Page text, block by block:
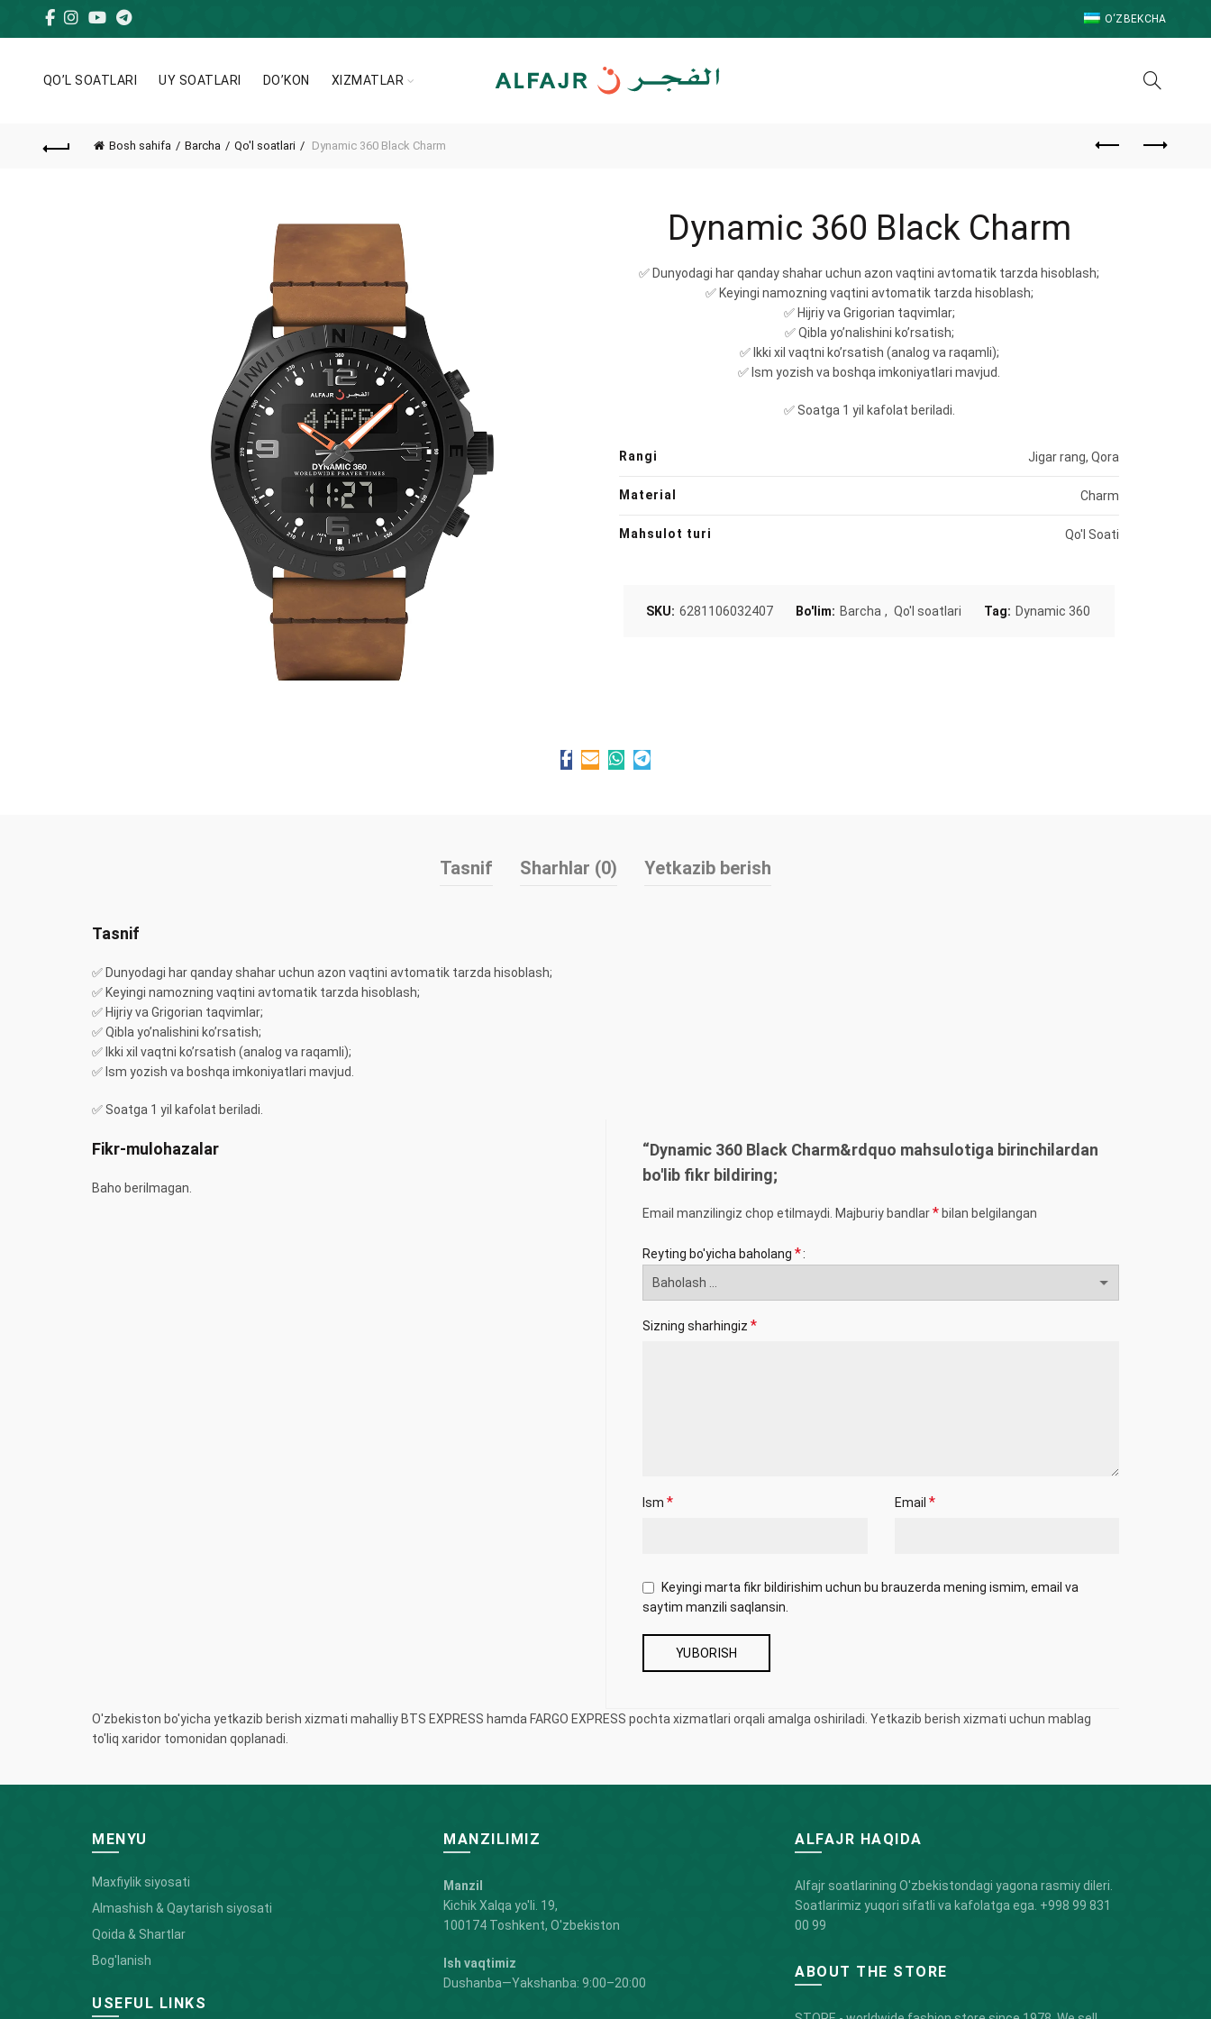
O‘ZBEKCHA
QO’L SOATLARI UY SOATLARI DO’KON XIZMATLAR
Bosh sahifa Barcha Qo'l soatlari Dynamic 360 Black Charm
Dynamic 360 Black Charm
✅ Dunyodagi har qanday shahar uchun azon vaqtini avtomatik tarzda hisoblash;
✅ Keyingi namozning vaqtini avtomatik tarzda hisoblash;
✅ Hijriy va Grigorian taqvimlar;
✅ Qibla yo’nalishini ko’rsatish;
✅ Ikki xil vaqtni ko’rsatish (analog va raqamli);
✅ Ism yozish va boshqa imkoniyatlari mavjud.
✅ Soatga 1 yil kafolat beriladi.
Rangi Jigar rang, Qora
Material Charm
Mahsulot turi Qo'l Soati
SKU: 6281106032407 Bo'lim: Barcha , Qo'l soatlari Tag: Dynamic 360
Tasnif Sharhlar (0) Yetkazib berish
Tasnif
✅ Dunyodagi har qanday shahar uchun azon vaqtini avtomatik tarzda hisoblash;
✅ Keyingi namozning vaqtini avtomatik tarzda hisoblash;
✅ Hijriy va Grigorian taqvimlar;
✅ Qibla yo’nalishini ko’rsatish;
✅ Ikki xil vaqtni ko’rsatish (analog va raqamli);
✅ Ism yozish va boshqa imkoniyatlari mavjud.
✅ Soatga 1 yil kafolat beriladi.
Fikr-mulohazalar
Baho berilmagan.
“Dynamic 360 Black Charm&rdquo mahsulotiga birinchilardan
bo'lib fikr bildiring;
Email manzilingiz chop etilmaydi. Majburiy bandlar* bilan belgilangan
Reyting bo'yicha baholang *
Sizning sharhingiz *
Ism * Email *
Keyingi marta fikr bildirishim uchun bu brauzerda mening ismim, email va
saytim manzili saqlansin.
O'zbekiston bo'yicha yetkazib berish xizmati mahalliy BTS EXPRESS hamda FARGO EXPRESS pochta xizmatlari orqali amalga oshiriladi. Yetkazib berish xizmati uchun mablag
to'liq xaridor tomonidan qoplanadi.
MENYU
Maxfiylik siyosati
Almashish & Qaytarish siyosati
Qoida & Shartlar
Bog'lanish
USEFUL LINKS
MANZILIMIZ
Manzil
Kichik Xalqa yo'li. 19,
100174 Toshkent, O'zbekiston
Ish vaqtimiz
Dushanba—Yakshanba: 9:00–20:00
ALFAJR HAQIDA
Alfajr soatlarining O'zbekistondagi yagona rasmiy dileri.
Soatlarimiz yuqori sifatli va kafolatga ega. +998 99 831
00 99
ABOUT THE STORE